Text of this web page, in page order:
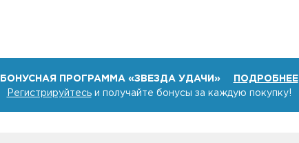
БОНУСНАЯ ПРОГРАММА «ЗВЕЗДА УДАЧИ»
ПОДРОБНЕЕ
Регистрируйтесьи получайте бонусы за каждую покупку!